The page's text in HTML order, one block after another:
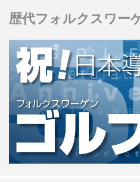
歴代フォルクスワー